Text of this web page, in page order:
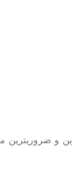
گرفتیم تا بهترین